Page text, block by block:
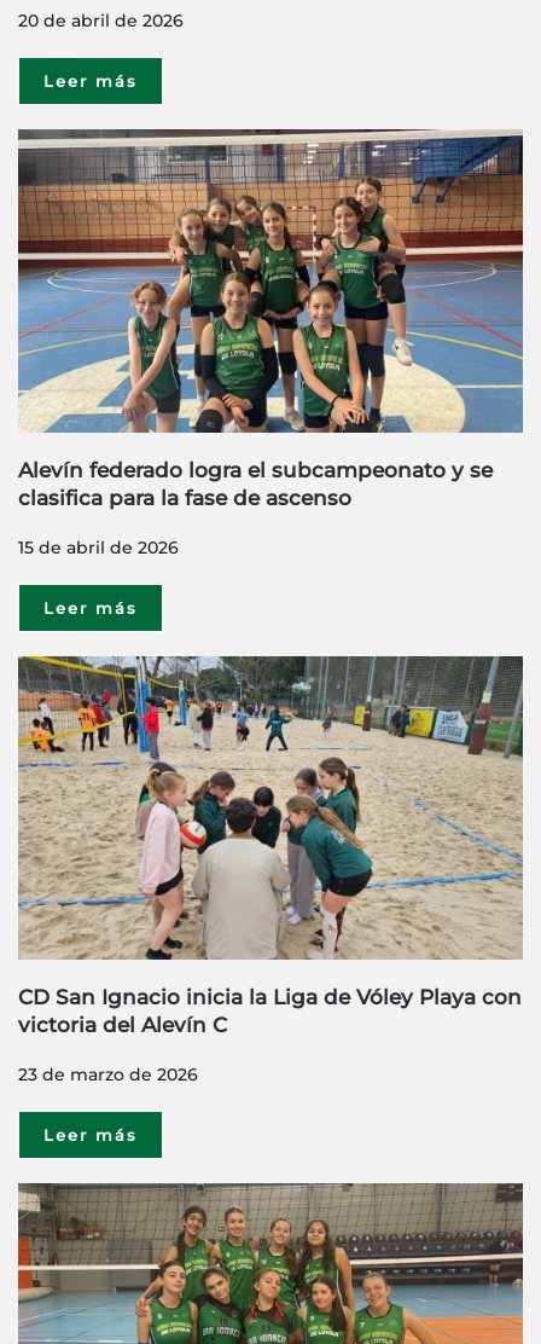
20 de abril de 2026
Leer más
Alevín federado logra el subcampeonato y se
clasifica para la fase de ascenso
15 de abril de 2026
Leer más
CD San Ignacio inicia la Liga de Vóley Playa con
victoria del Alevín C
23 de marzo de 2026
Leer más